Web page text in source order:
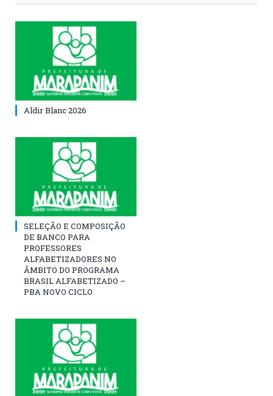
Aldir Blanc 2026
SELEÇÃO E COMPOSIÇÃO
DE BANCO PARA
PROFESSORES
ALFABETIZADORES NO
ÂMBITO DO PROGRAMA
BRASIL ALFABETIZADO –
PBA NOVO CICLO